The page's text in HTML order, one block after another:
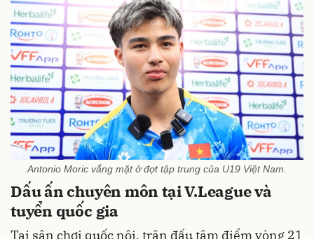
Antonio Moric vắng mặt ở đợt tập trung của U19 Việt Nam.
Dấu ấn chuyên môn tại V.League và
tuyển quốc gia
Tại sân chơi quốc nội, trận đấu tâm điểm vòng 21